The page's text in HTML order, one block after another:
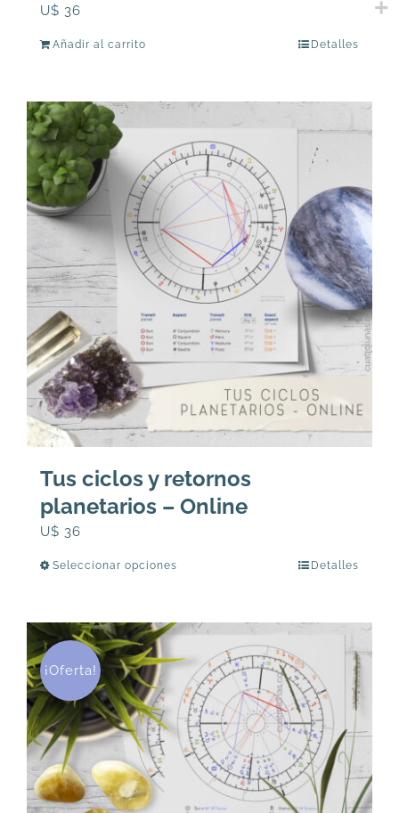
U$ 36
Añadir al carrito Detalles
Tus ciclos y retornos
planetarios – Online
U$ 36
Seleccionar opciones
múltiples
variantes.
Las
opciones
se
pueden
elegir
en
Detalles
¡Oferta!